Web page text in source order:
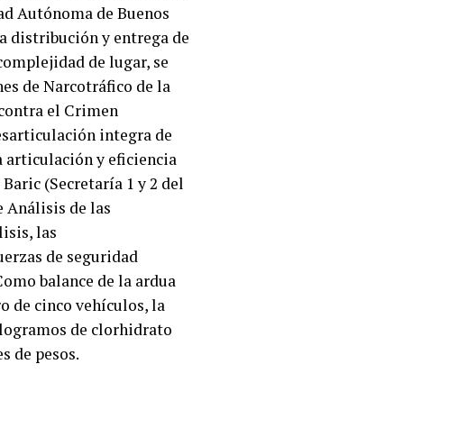
Autónoma de Buenos
distribución y entrega de
de lugar, se
de Narcotráfico de la
el Crimen
integra de
articulación y eficiencia
(Secretaría 1 y 2 del
Análisis de las
las
de seguridad
balance de la ardua
de cinco vehículos, la
de clorhidrato
de pesos.